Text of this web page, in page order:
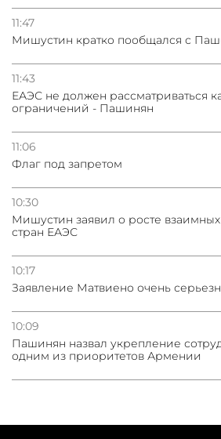
11:47
Мишустин кратко пообщался с
11:43
ЕАЭС не должен рассматриваться
ограничений - Пашинян
11:06
Флаг под запретом
10:30
Мишустин заявил о росте взаимных
стран ЕАЭС
10:17
Заявление Матвиено очень
10:09
Пашинян назвал укрепление
одним из приоритетов Армении